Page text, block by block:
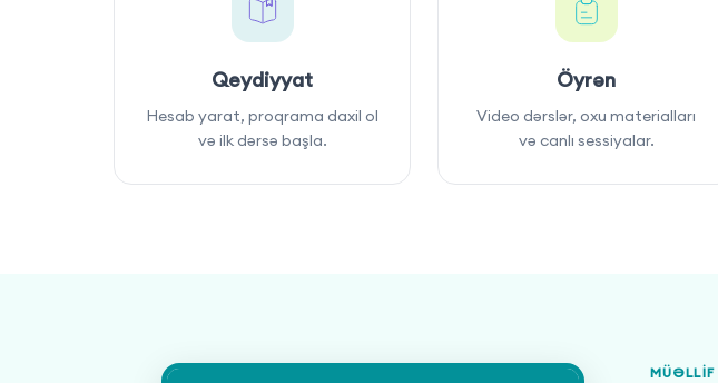
Qeydiyyat
Hesab yarat, proqrama daxil ol
və ilk dərsə başla.
Öyrən
Video dərslər, oxu materialları
və canlı sessiyalar.
MÜƏLLIF